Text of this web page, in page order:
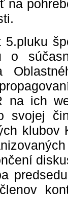
na
o
na ich
svojej
klubov